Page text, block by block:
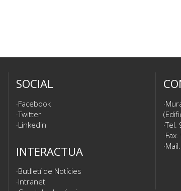
SOCIAL
Facebook
Twitter
Linkedin
INTERACTUA
Butlletí de Notícies
Intranet
Tel.
Mail.